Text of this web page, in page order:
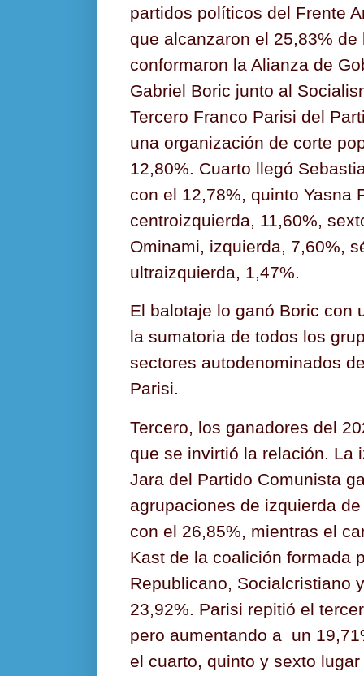
partidos políticos del Frente
que alcanzaron el 25,83%
conformaron la Alianza de
Gabriel Boric junto al
Tercero Franco Parisi del
una organización de corte
12,80%. Cuarto llegó
con el 12,78%, quinto Yasna
centroizquierda, 11,60%,
Ominami, izquierda, 7,60%,
ultraizquierda, 1,47%.
El balotaje lo ganó Boric con
la sumatoria de todos los
sectores autodenominados
Parisi.
Tercero, los ganadores del
que se invirtió la relación. La
Jara del Partido Comunista
agrupaciones de izquierda
con el 26,85%, mientras el
Kast de la coalición formada
Republicano, Socialcristiano
23,92%. Parisi repitió el
pero aumentando a un
el cuarto, quinto y sexto